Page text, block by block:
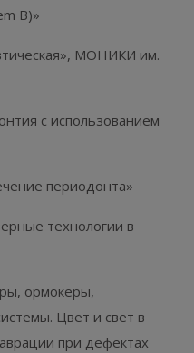
B)»
МОНИКИ им.
с использованием
периодонта»
технологии в
ормокеры,
Цвет и свет в
при дефектах